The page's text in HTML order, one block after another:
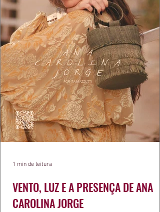
VENTO, LUZ E A PRESENÇA DE ANA
CAROLINA JORGE
1 min de leitura